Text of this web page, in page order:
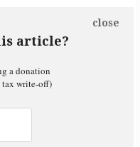
article?
close
a donation
tax write-off)